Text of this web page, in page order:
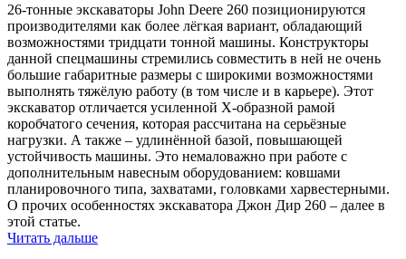
26-тонные экскаваторы John Deere 260 позиционируются
производителями как более лёгкая вариант, обладающий
возможностями тридцати тонной машины. Конструкторы
данной спецмашины стремились совместить в ней не очень
большие габаритные размеры с широкими возможностями
выполнять тяжёлую работу (в том числе и в карьере). Этот
экскаватор отличается усиленной X-образной рамой
коробчатого сечения, которая рассчитана на серьёзные
нагрузки. А также – удлинённой базой, повышающей
устойчивость машины. Это немаловажно при работе с
дополнительным навесным оборудованием: ковшами
планировочного типа, захватами, головками харвестерными.
О прочих особенностях экскаватора Джон Дир 260 – далее в
этой статье.
Читать дальше